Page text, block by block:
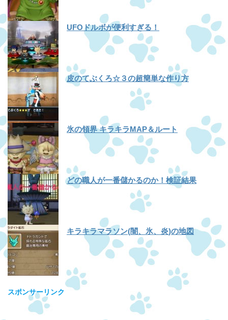
UFOドルボが便利すぎる！
皮のてぶくろ☆３の超簡単な作り方
氷の領界 キラキラMAP＆ルート
どの職人が一番儲かるのか！検証結果
キラキラマラソン(闇、氷、炎)の地図
スポンサーリンク